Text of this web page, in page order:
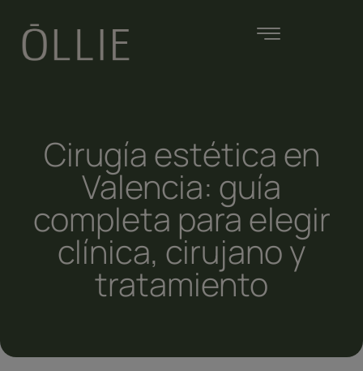
Cirugía estética en
Valencia: guía
completa para elegir
clínica, cirujano y
tratamiento